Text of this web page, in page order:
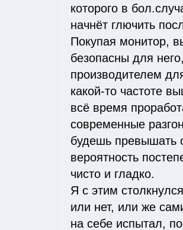
которого в
начнёт глючить
Покупая монитор,
безопасны для
производителем
какой-то частоте
всё время
современные
будешь превышать
вероятность
чисто и гладко.
Я с этим
или нет, или же
на себе испытал,